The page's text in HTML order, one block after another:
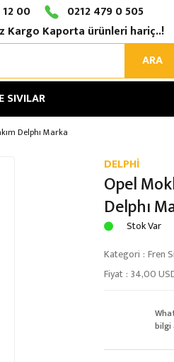
00
0212 479 0 505
Kargo Kaporta ürünleri hariç..!
ARA
SIVILAR
Delphı Marka
DELPHİ
Opel
Delphı
Stok Var
Kategori Fren
Fiyat 34,00
bilgi